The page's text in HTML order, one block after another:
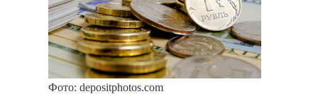
Фото: depositphotos.com